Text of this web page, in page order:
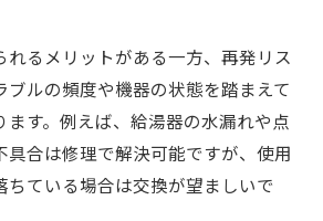
れるメリットがある一方、再発リス
ブルの頻度や機器の状態を踏まえて
す。例えば、給湯器の水漏れや点
具合は修理で解決可能ですが、使用
ちている場合は交換が望ましいで